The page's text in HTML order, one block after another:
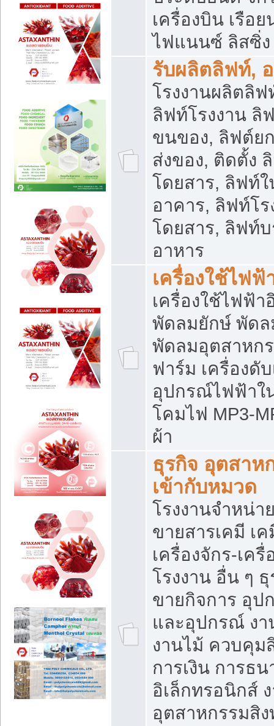
เครื่องบิน เรือ
ไฟแนนซ์ ลิสซิ่ง
รับผลิตลิฟท์,
โรงงานผลิตลิ
ลิฟท์โรงงาน ลิ
ขนของ, ลิฟต์ย
ส่งของ, ติดตั้ง
โดยสาร, ลิฟท์
อาคาร, ลิฟท์โ
โดยสาร, ลิฟท์
อาหาร
เครื่องใช้ไฟฟ้
เครื่องใช้ไฟฟ้า
พัดลมยักษ์ พัด
พัดลมอุตสาหก
ฟาร์ม เครื่องดั
อุปกรณ์ไฟฟ้าใ
โคมไฟ MP3-
ผ้า
ธุรกิจ อุตสาห
เข้ากับหมวด
โรงงานจำหน่
ขายสารเคมี เ
เครื่องจักร-เค
โรงงาน อื่น ๆ
ขายกิจการ อุป
และอุปกรณ์ ง
งานไม้ ควบคุม
การเงิน การธ
อิเล็กทรอนิกส์
อุตสาหกรรมสิ